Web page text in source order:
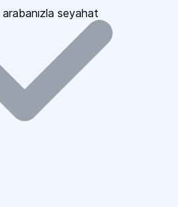
seyahat